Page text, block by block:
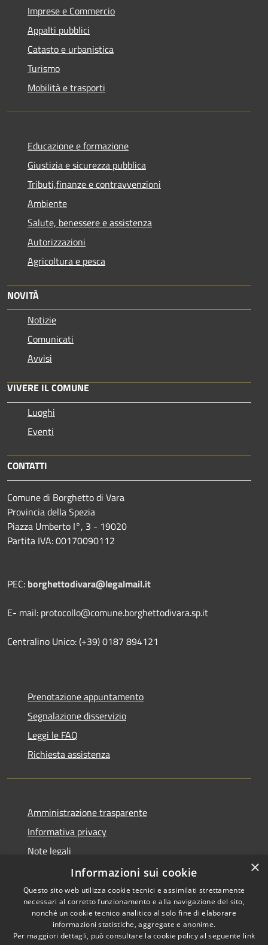
Imprese e Commercio
Appalti pubblici
Catasto e urbanistica
Turismo
Mobilità e trasporti
Educazione e formazione
Giustizia e sicurezza pubblica
Tributi,finanze e contravvenzioni
Ambiente
Salute, benessere e assistenza
Autorizzazioni
Agricoltura e pesca
NOVITÀ
Notizie
Comunicati
Avvisi
VIVERE IL COMUNE
Luoghi
Eventi
CONTATTI
Comune di Borghetto di Vara
Provincia della Spezia
Piazza Umberto I°, 3 - 19020
Partita IVA: 00170090112
PEC: borghettodivara@legalmail.it
E- mail: protocollo@comune.borghettodivara.sp.it
Centralino Unico: (+39) 0187 894121
Prenotazione appuntamento
Segnalazione disservizio
Leggi le FAQ
Richiesta assistenza
Amministrazione trasparente
Informativa privacy
Note legali
Dichiarazione di accessibilità
RSS
Copyright © 2026 • Comune di
×
Informazioni sui cookie
Questo sito web utilizza cookie tecnici e assimilati strettamente
necessari al corretto funzionamento e alla navigazione del sito,
nonché un cookie tecnico analitico al solo fine di elaborare
informazioni statistiche, aggregate e anonime.
Per maggiori dettagli, può consultare la cookie policy al seguente link